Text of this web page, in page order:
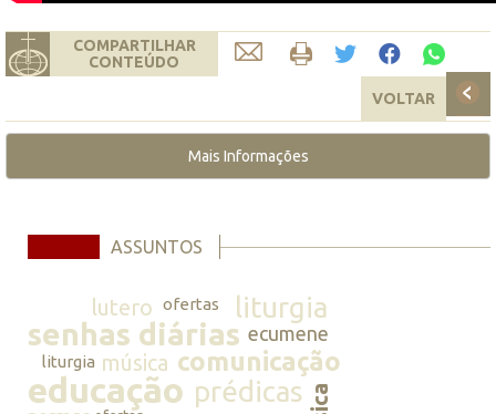
COMPARTILHAR
CONTEÚDO
VOLTAR
Mais Informações
ASSUNTOS
lutero ofertas liturgia
senhas diárias ecumene
liturgia música comunicação
educação prédicas